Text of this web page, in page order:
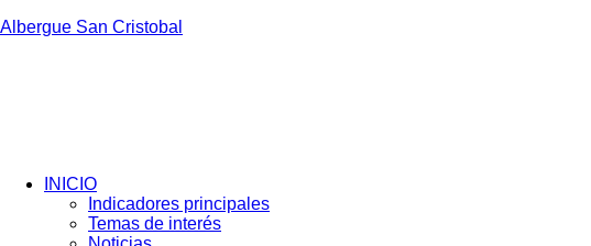
Albergue San Cristobal
INICIO
Indicadores principales
Temas de interés